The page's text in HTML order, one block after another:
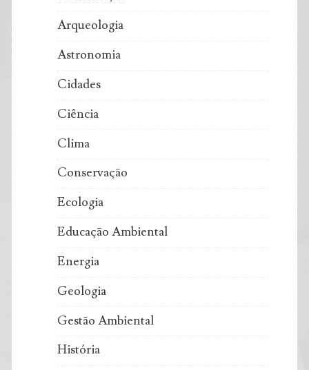
Arqueologia
Astronomia
Cidades
Ciência
Clima
Conservação
Ecologia
Educação Ambiental
Energia
Geologia
Gestão Ambiental
História